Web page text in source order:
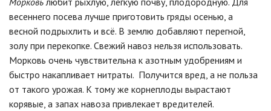
весеннего посева лучше приготовить гряды осенью, а
весной подрыхлить и всё. В землю добавляют перегной,
золу при перекопке. Свежий навоз нельзя использовать.
Морковь очень чувствительна к азотным удобрениям и
быстро накапливает нитраты. Получится вред, а не польза
от такого урожая. К тому же корнеплоды вырастают
корявые, а запах навоза привлекает вредителей.